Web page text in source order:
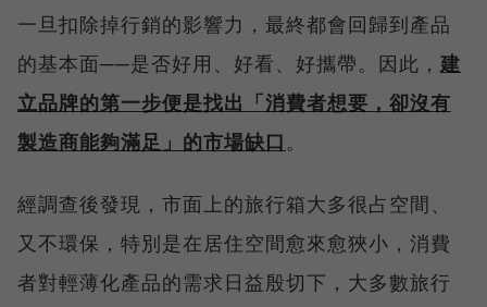
一旦扣除掉行銷的影響力，最終都會回歸到產品
的基本面──是否好用、好看、好攜帶。因此， 建
立品牌的第一步便是找出「消費者想要，卻沒有
製造商能夠滿足」的市場缺口 。
經調查後發現，市面上的旅行箱大多很占空間、
又不環保，特別是在居住空間愈來愈狹小，消費
者對輕薄化產品的需求日益殷切下，大多數旅行